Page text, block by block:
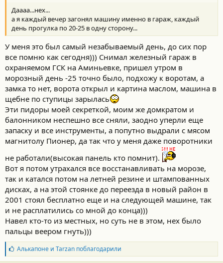
Даааа...нех...
а я каждый вечер загонял машину именно в гараж, каждый
день прогулка по 20-25 в одну сторону...
У меня это был самый незабываемый день, до сих пор
все помню как сегодня))) Снимал железный гараж в
охраняемом ГСК на Аминьевке, пришел утром в
морозный день -25 точно было, подхожу к воротам, а
замка то нет, ворота открыл и картина маслом, машина в
щебне по ступицы зарылась
Эти пидоры моей секреткой, моим же домкратом и
балонником неспешно все сняли, заодно уперли еще
запаску и все инструменты, а попутно выдрали с мясом
магнитолу Пионер, да так что у меня даже поворотники
не работали(высокая панель кто помнит).
Вот я потом утрахался все восстанавливать на морозе,
так и катался потом на летней резине и штампованных
дисках, а на этой стоянке до переезда в новый район в
2001 стоял бесплатно еще и на следующей машине, так
и не расплатились со мной до конца)))
Навел кто-то из местных, но суть не в этом, нех было
пальцы веером гнуть)))
Б
л
Алькапонеи Tarzanпоблагодарили